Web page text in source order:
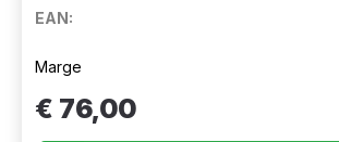
EAN:
Marge
€ 76,00